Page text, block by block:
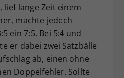
lief lange Zeit einem
machte jedoch
ein 7:5. Bei 5:4 und
er dabei zwei Satzbälle
ab, einen ohne
Doppelfehler. Sollte